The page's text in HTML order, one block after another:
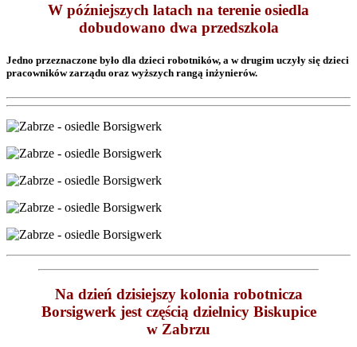
W późniejszych latach na terenie osiedla
dobudowano dwa przedszkola
Jedno przeznaczone było dla dzieci robotników, a w drugim uczyły się dzieci
pracowników zarządu oraz wyższych rangą inżynierów.
Na dzień dzisiejszy kolonia robotnicza
Borsigwerk jest częścią dzielnicy Biskupice
w Zabrzu